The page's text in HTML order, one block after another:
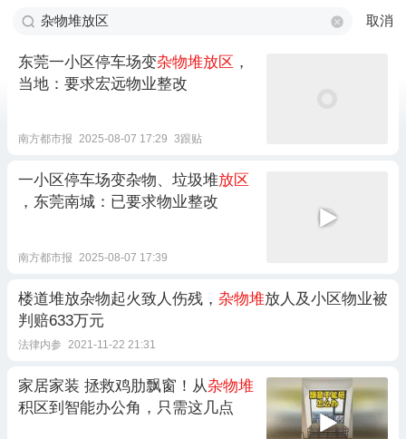
取消
东莞一小区停车场变杂物堆放区 ，
当地：要求宏远物业整改
南方都市报 2025-08-07 17:29 3跟贴
一小区停车场变杂物、垃圾堆放区
，东莞南城：已要求物业整改
南方都市报 2025-08-07 17:39
楼道堆放杂物起火致人伤残， 杂物堆放人及小区物业被
判赔633万元
法律内参 2021-11-22 21:31
家居家装 拯救鸡肋飘窗！从杂物堆
积区到智能办公角，只需这几点